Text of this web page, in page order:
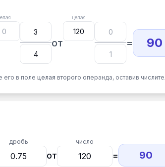
от
целая
= 90
его в поле целая второго операнда, оставив
дробь
от
число
= 90